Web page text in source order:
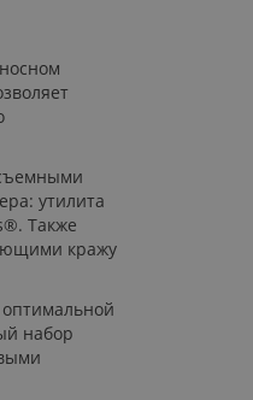
утилита
Также
кражу
набор